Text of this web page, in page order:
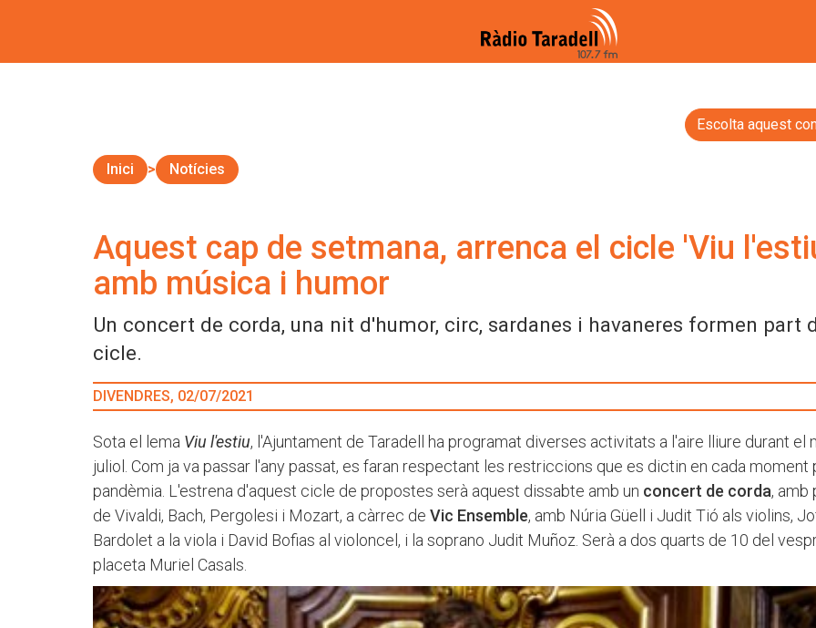
Escolta aquest
Inici Notícies
Aquest cap de setmana, arrenca el cicle 'Viu
amb música i humor
Un concert de corda, una nit d'humor, circ, sardanes i havaneres formen part
cicle.
DIVENDRES, 02/07/2021
Sota el lema Viu l'estiu, l'Ajuntament de Taradell ha programat diverses activitats a l'aire lliure durant el
juliol. Com ja va passar l'any passat, es faran respectant les restriccions que es dictin en cada moment
pandèmia. L'estrena d'aquest cicle de propostes serà aquest dissabte amb un concert de corda, amb
de Vivaldi, Bach, Pergolesi i Mozart, a càrrec de Vic Ensemble, amb Núria Güell i Judit Tió als violins,
Bardolet a la viola i David Bofias al violoncel, i la soprano Judit Muñoz. Serà a dos quarts de 10 del
placeta Muriel Casals.